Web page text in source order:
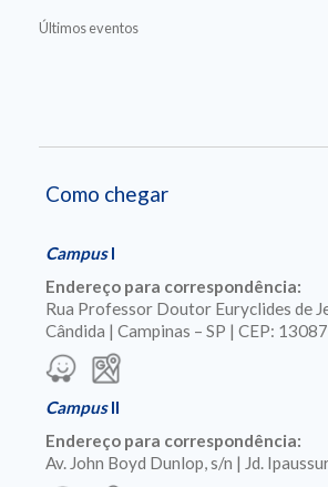
Últimos eventos
Como chegar
CampusI
Endereço para correspondência:
Rua Professor Doutor Euryclides de
Cândida | Campinas – SP | CEP:
CampusII
Endereço para correspondência:
Av. John Boyd Dunlop, s/n | Jd.